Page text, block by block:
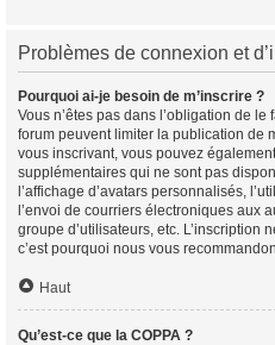
Problèmes de connexion et
Pourquoi ai-je besoin de m’inscrire ?
Vous n’êtes pas dans l’obligation de
forum peuvent limiter la publication de
vous inscrivant, vous pouvez
supplémentaires qui ne sont pas
l’affichage d’avatars personnalisés,
l’envoi de courriers électroniques aux
groupe d’utilisateurs, etc. L’inscription
c’est pourquoi nous vous
Haut
Qu’est-ce que la COPPA ?